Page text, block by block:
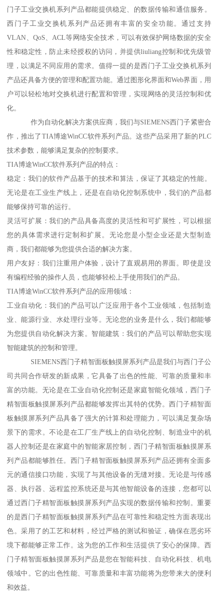
门子工业交换机系列产品都能提供稳定、的数据传输和通信服务。
西门子工业交换机系列产品还拥有丰富的安全功能。通过支持
VLAN、QoS、ACL等网络安全技术，可以有效保护网络数据的安全
性和稳定性，防止未经授权的访问，并提供liuliang控制和优先级管
理，以满足不同应用的需求。值得一提的是西门子工业交换机系列
产品还具备方便的管理和配置功能。通过图形化界面和Web界面，用
户可以轻松地对交换机进行配置和管理，实现网络的灵活控制和优
化。
作为自动化解决方案供应商，我们与SIEMENS西门子紧密合
作，推出了TIA博途WinCC软件系列产品。这些产品采用了新的PLC
技术参数，能够满足复杂的控制要求。
TIA博途WinCC软件系列产品的特点：
稳定：我们的软件产品基于的技术和算法，保证了其稳定的性能。
无论是在工业生产线上，还是在自动化控制系统中，我们的产品都
能够保持可靠的运行。
灵活可扩展：我们的产品具备高度的灵活性和可扩展性，可以根据
您的具体需求进行定制和扩展。无论您是小型企业还是大型制造
商，我们都能够为您提供合适的解决方案。
用户友好：我们注重用户体验，设计了直观易用的界面。即使是没
有编程经验的操作人员，也能够轻松上手使用我们的产品。
TIA博途WinCC软件系列产品的应用领域：
工业自动化：我们的产品可以广泛应用于各个工业领域，包括制造
业、能源行业、水处理行业等。无论您的业务是什么，我们都能够
为您提供自动化解决方案。智能建筑：我们的产品可以帮助您实现
智能建筑的控制和管理。
SIEMENS西门子精智面板触摸屏系列产品是我们与西门子公
司共同合作研发的新成果，它具备了出色的性能、可靠的质量和丰
富的功能。无论是在工业自动化控制还是家庭智能化领域，西门子
精智面板触摸屏系列产品都能够发挥出其特的优势。西门子精智面
板触摸屏系列产品具备了强大的计算和处理能力，可以满足复杂场
景下的需求。不论是在工厂生产线上的自动化控制、制造业中的机
器人控制还是在家庭中的智能家居控制，西门子精智面板触摸屏系
列产品都能够胜任。西门子精智面板触摸屏系列产品还拥有全面多
元的通信接口功能，实现了与其他设备的无缝对接。无论是与传感
器、执行器、远程监控系统还是与其他智能设备的连接，您都可以
通过西门子精智面板触摸屏系列产品实现的数据传输和控制。重要
的是西门子精智面板触摸屏系列产品在可靠性和稳定性方面表现出
色。采用了的工艺和材料，经过严格的测试和验证，确保在恶劣环
境下都能够正常工作。这为您的工作和生活提供了安心的保障。西
门子精智面板触摸屏系列产品是您在智能科技、自动化科技、机电
领域中。它的出色性能、可靠质量和丰富功能将为您带来大的便利
和效益。